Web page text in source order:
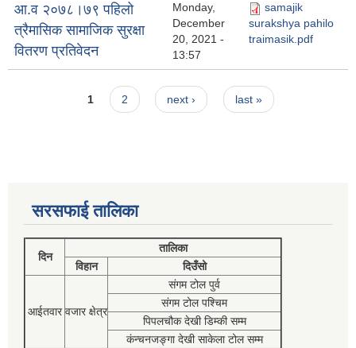
आ.व २०७८।७९ पहिलो
त्रैमासिक सामाजिक सुरक्षा
वितरण प्रतिवेदन
Monday,
December
20, 2021 -
13:57
samajik
surakshya pahilo
traimasik.pdf
1 2 next › last »
सरसफाई तालिका
दिन
तालिका
विहान
दिउँसो
आईतवार वजार क्षेत्र
संगम टोल पुर्व
संगम टोल पश्चिम
पिपलचौक देखी डिम्की सम्म
कंन्चनजङ्गा देखी साकेला टोल सम्म